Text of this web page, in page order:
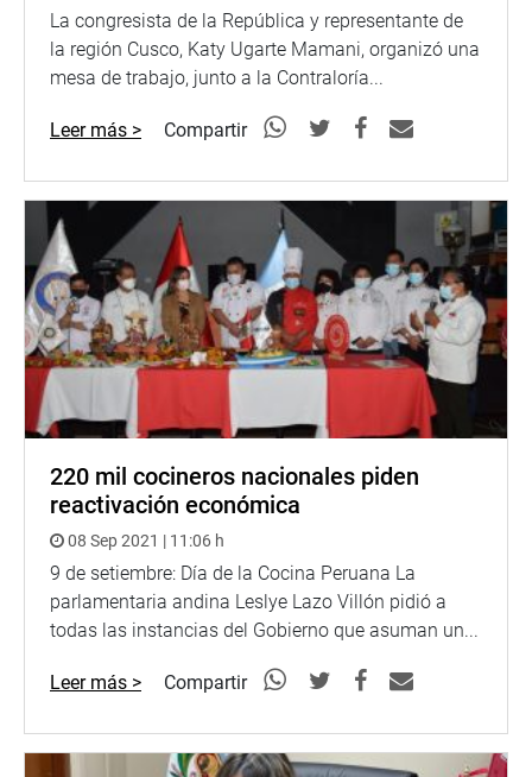
La congresista de la República y representante de
la región Cusco, Katy Ugarte Mamani, organizó una
mesa de trabajo, junto a la Contraloría...
Leer más > Compartir
220 mil cocineros nacionales piden
reactivación económica
08 Sep 2021 | 11:06 h
9 de setiembre: Día de la Cocina Peruana La
parlamentaria andina Leslye Lazo Villón pidió a
todas las instancias del Gobierno que asuman un...
Leer más > Compartir